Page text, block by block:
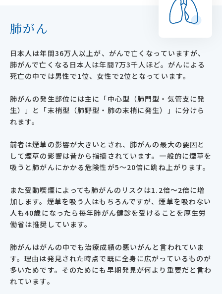
肺がん
日本人は年間36万人以上が、がんで亡くなっていますが、
肺がんで亡くなる日本人は年間7万3千人ほど。がんによる
死亡の中では男性で1位、女性で2位となっています。
肺がんの発生部位には主に「中心型（肺門型・気管支に発
生）」と「末梢型（肺野型・肺の末梢に発生）」に分けら
れます。
前者は煙草の影響が大きいとされ、肺がんの最大の要因と
して煙草の影響は昔から指摘されています。一般的に煙草を
吸うと肺がんにかかる危険性が5～20倍に跳ね上がります。
また受動喫煙によっても肺がんのリスクは1.2倍～2倍に増
加します。煙草を吸う人はもちろんですが、煙草を吸わない
人も40歳になったら毎年肺がん健診を受けることを厚生労
働省は推奨しています。
肺がんはがんの中でも治療成績の悪いがんと言われていま
す。理由は発見された時点で既に全身に広がっているものが
多いためです。そのためにも早期発見が何より重要だと言わ
れています。